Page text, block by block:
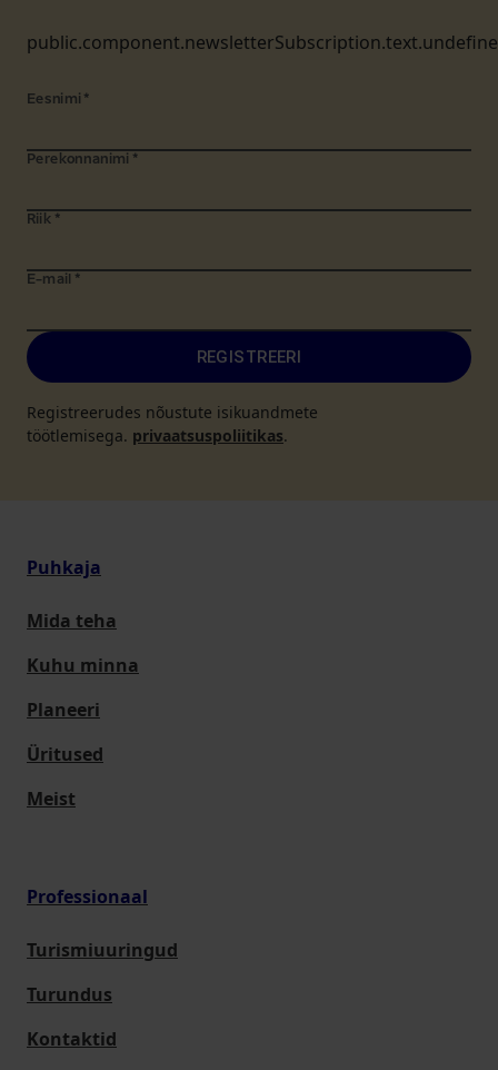
Eesnimi *
Perekonnanimi *
Riik *
E-mail *
REGISTREERI
Registreerudes nõustute isikuandmete
töötlemisega. privaatsuspoliitikas.
Puhkaja
Mida teha
Kuhu minna
Planeeri
Üritused
Meist
Professionaal
Turismiuuringud
Turundus
Kontaktid